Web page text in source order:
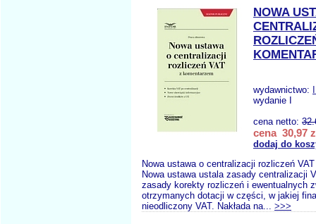
NOWA
wydawnictwo:
wydanie I
cena netto:
cena 30,97
dodaj do
Nowa ustawa o centralizacji rozliczeń
Nowa ustawa ustala zasady centralizacji
zasady korekty rozliczeń i ewentualnych
otrzymanych dotacji w części, w jakiej
nieodliczony VAT. Nakłada na... >>>